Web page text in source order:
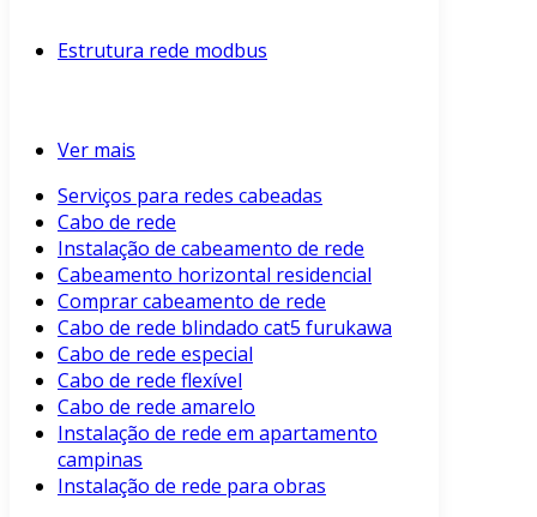
Estrutura rede modbus
Ver mais
Serviços para redes cabeadas
Cabo de rede
Instalação de cabeamento de rede
Cabeamento horizontal residencial
Comprar cabeamento de rede
Cabo de rede blindado cat5 furukawa
Cabo de rede especial
Cabo de rede flexível
Cabo de rede amarelo
Instalação de rede em apartamento
campinas
Instalação de rede para obras